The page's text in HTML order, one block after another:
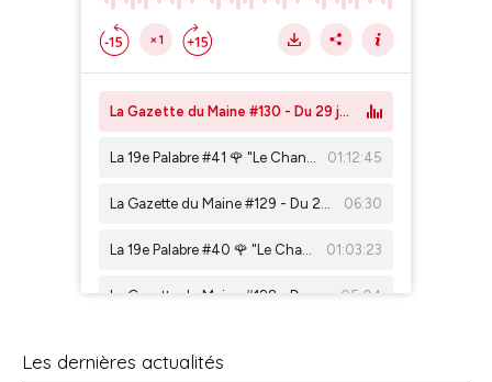
Les dernières actualités